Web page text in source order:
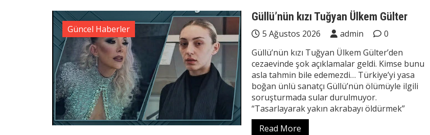
Güncel Haberler
Güllü’nün kızı Tuğyan Ülkem Gülter
5 Ağustos 2026 admin
0
Güllü’nün kızı Tuğyan Ülkem Gülter’den
cezaevinde şok açıklamalar geldi. Kimse bunu
asla tahmin bile edemezdi… Türkiye’yi yasa
boğan ünlü sanatçı Güllü’nün ölümüyle ilgili
soruşturmada sular durulmuyor.
“Tasarlayarak yakın akrabayı öldürmek”
Read More